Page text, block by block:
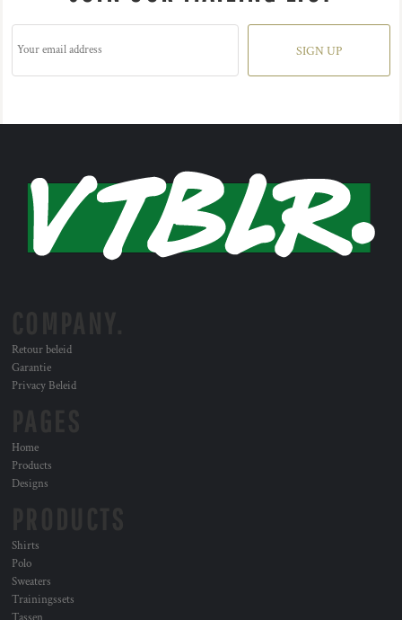
SIGN UP
Retour beleid
Garantie
Privacy Beleid
Home
Products
Designs
Shirts
Polo
Sweaters
Trainingssets